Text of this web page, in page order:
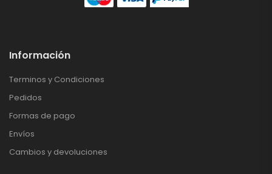
Información
Terminos y Condiciones
Pedidos
Formas de pago
Envíos
Cambios y devoluciones